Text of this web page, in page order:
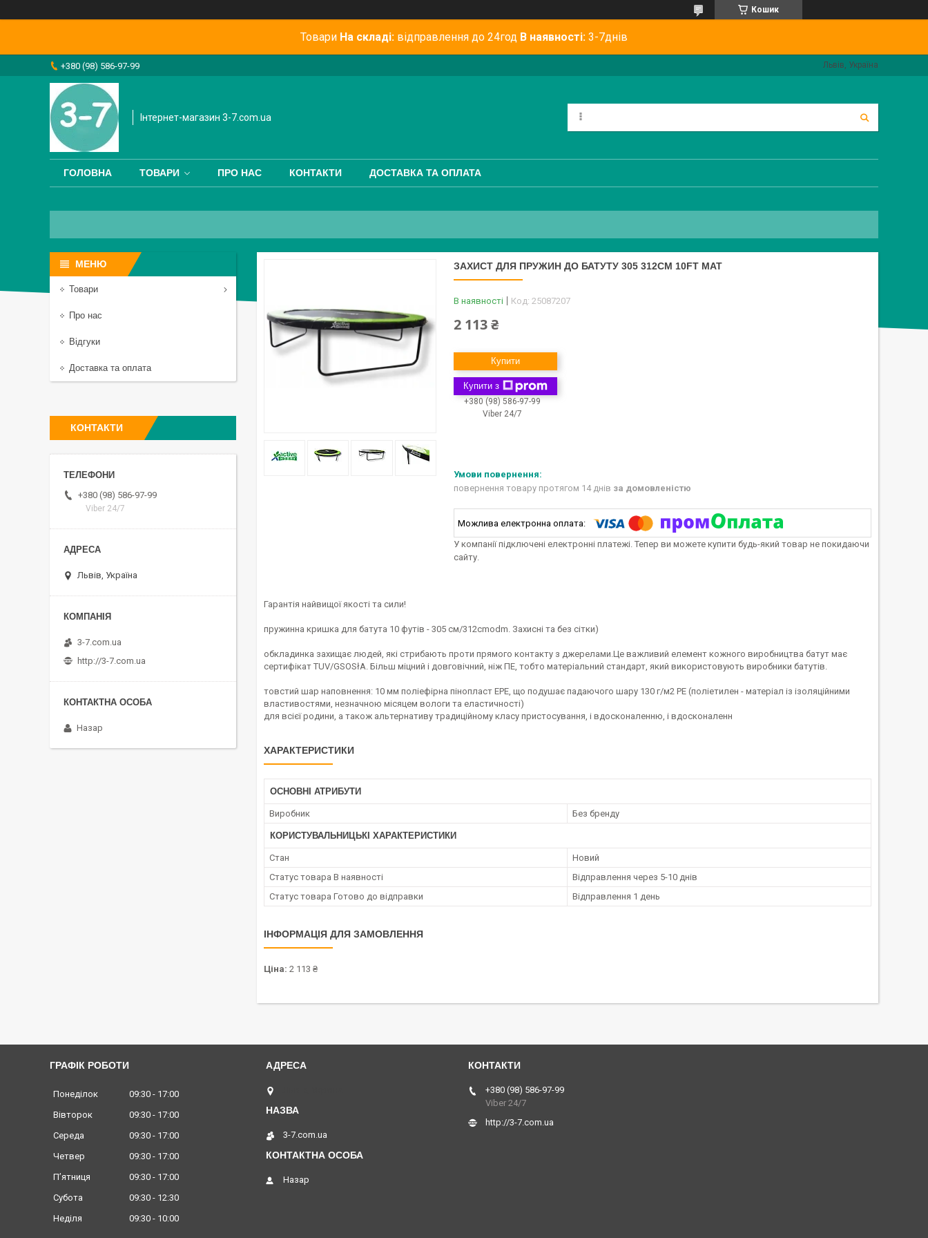
Кошик
Товари На складі: відправлення до 24год В наявності: 3-7днів
+380 (98) 586-97-99 Львів, Україна
Інтернет-магазин 3-7.com.ua
ГОЛОВНА ТОВАРИ ПРО НАС КОНТАКТИ ДОСТАВКА ТА ОПЛАТА
ЗАХИСТ ДЛЯ ПРУЖИН ДО БАТУТУ 305 312СМ 10FT МАТ
В наявності Код: 25087207
2 113 ₴
Купити
Купити з
+380 (98) 586-97-99
Viber 24/7
повернення товару протягом 14 днів за домовленістю
У компанії підключені електронні платежі. Тепер ви можете купити будь-який товар не покидаючи
сайту.
Гарантія найвищої якості та сили!
пружинна кришка для батута 10 футів - 305 см/312cmodm. Захисні та без сітки)
обкладинка захищає людей, які стрибають проти прямого контакту з джерелами.Це важливий елемент кожного виробництва батут має
сертифікат TUV/GSOSłA. Більш міцний і довговічний, ніж ПЕ, тобто матеріальний стандарт, який використовують виробники батутів.
товстий шар наповнення: 10 мм поліефірна пінопласт EPE, що подушає падаючого шару 130 г/м2 PE (поліетилен - матеріал із ізоляційними
властивостями, незначною місяцем вологи та еластичності)
для всієї родини, а також альтернативу традиційному класу пристосування, і вдосконаленню, і вдосконаленн
ХАРАКТЕРИСТИКИ
ОСНОВНІ АТРИБУТИ
Виробник Без бренду
КОРИСТУВАЛЬНИЦЬКІ ХАРАКТЕРИСТИКИ
Стан
Новий
Статус товара В наявності
Відправлення через 5-10 днів
Статус товара Готово до відправки
Відправлення 1 день
ІНФОРМАЦІЯ ДЛЯ ЗАМОВЛЕННЯ
Ціна: 2 113 ₴
Товари
Про нас
Відгуки
Доставка та оплата
КОНТАКТИ
+380 (98) 586-97-99
Viber 24/7
Львів, Україна
3-7.com.ua
http://3-7.com.ua
Назар
ГРАФІК РОБОТИ
Понеділок 09:30
17:00
Вівторок
09:30
17:00
Середа
09:30
17:00
Четвер
09:30
17:00
Пʼятниця
09:30
17:00
Субота
09:30
12:30
Неділя
09:30 10:00
3-7.com.ua
Назар
+380 (98) 586-97-99
Viber 24/7
http://3-7.com.ua